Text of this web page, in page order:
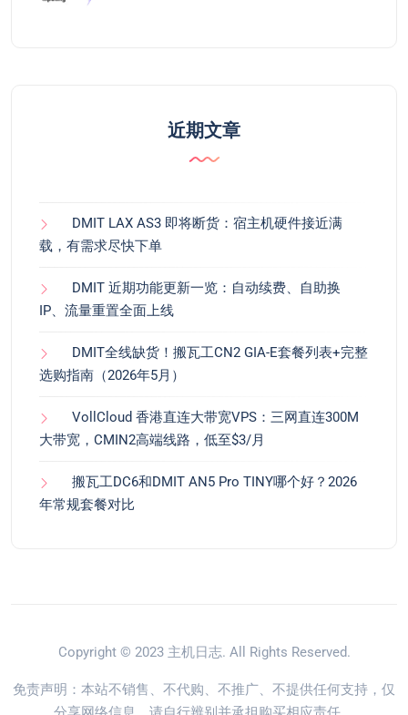
近期文章
DMIT LAX AS3 即将断货：宿主机硬件接近满
载，有需求尽快下单
DMIT 近期功能更新一览：自动续费、自助换
IP、流量重置全面上线
DMIT全线缺货！搬瓦工CN2 GIA-E套餐列表+完整
选购指南（2026年5月）
VollCloud 香港直连大带宽VPS：三网直连300M
大带宽，CMIN2高端线路，低至$3/月
搬瓦工DC6和DMIT AN5 Pro TINY哪个好？2026
年常规套餐对比
Copyright © 2023 主机日志. All Rights Reserved.
免责声明：本站不销售、不代购、不推广、不提供任何支持，仅